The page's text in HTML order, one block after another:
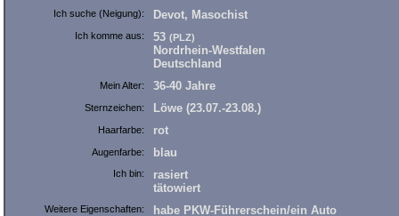
Ich suche (Neigung): Devot, Masochist
Ich komme aus: 53 (PLZ)
Nordrhein-Westfalen
Deutschland
Mein Alter: 36-40 Jahre
Sternzeichen: Löwe (23.07.-23.08.)
Haarfarbe: rot
Augenfarbe: blau
Ich bin:
rasiert
tätowiert
Weitere Eigenschaften:
habe PKW-Führerschein/ein Auto